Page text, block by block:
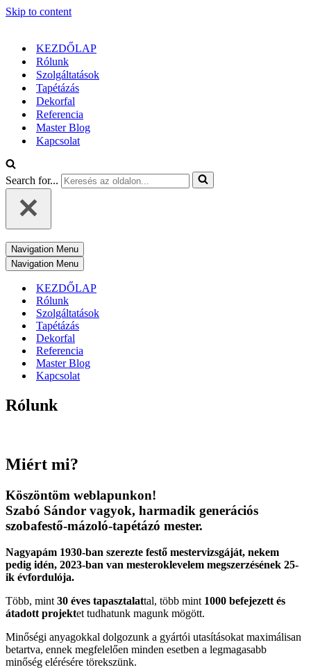
Skip to content
KEZDŐLAP
Rólunk
Szolgáltatások
Tapétázás
Dekorfal
Referencia
Master Blog
Kapcsolat
Search for...
Navigation Menu
Navigation Menu
KEZDŐLAP
Rólunk
Szolgáltatások
Tapétázás
Dekorfal
Referencia
Master Blog
Kapcsolat
Rólunk
Miért mi?
Köszöntöm weblapunkon!
Szabó Sándor vagyok, harmadik generációs
szobafestő-mázoló-tapétázó mester.
Nagyapám 1930-ban szerezte festő mestervizsgáját, nekem
pedig idén, 2023-ban van mesteroklevelem megszerzésének 25-
ik évfordulója.
Több, mint 30 éves tapasztalattal, több mint 1000 befejezett és
átadott projektet tudhatunk magunk mögött.
Minőségi anyagokkal dolgozunk a gyártói utasításokat maximálisan
betartva, ennek megfelelően minden esetben a legmagasabb
minőség elérésére törekszünk.